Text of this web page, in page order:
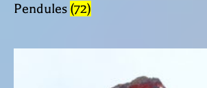
Pendules (72)